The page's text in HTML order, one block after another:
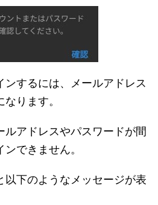
ンするには、メールアドレス
ります。
ルアドレスやパスワードが間
できません。
以下のようなメッセージが表